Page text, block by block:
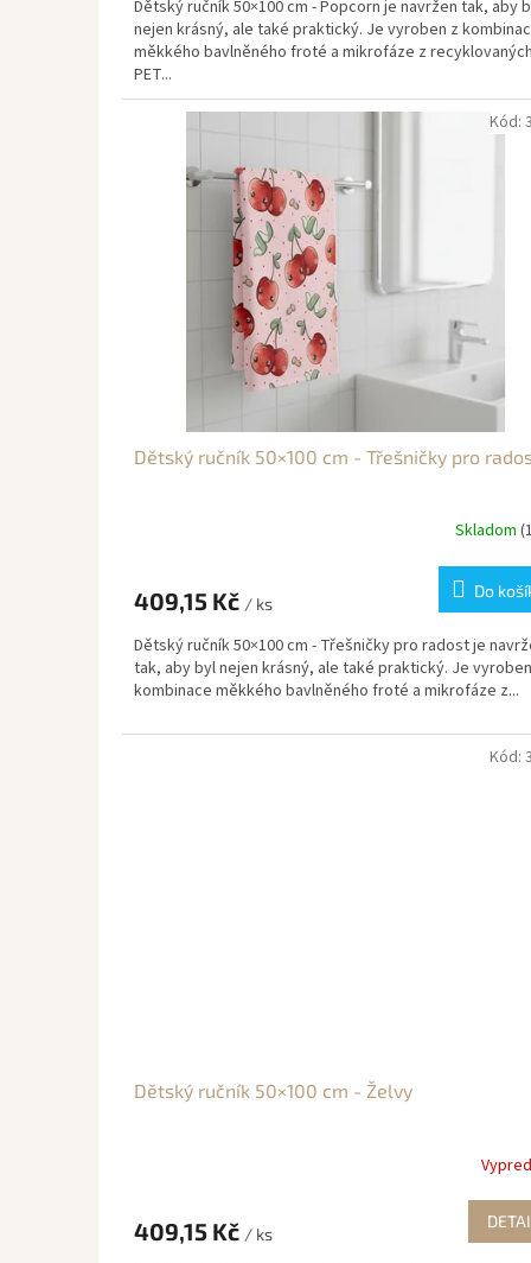
Dětský ručník 50×100 cm - Popcorn je navržen tak, aby
nejen krásný, ale také praktický. Je vyroben z
měkkého bavlněného froté a mikrofáze z recyklovaných
PET...
Dětský ručník 50×100 cm - Třešničky pro
Skladom
409,15 Kč / ks
Do
Dětský ručník 50×100 cm - Třešničky pro radost je
tak, aby byl nejen krásný, ale také praktický. Je
kombinace měkkého bavlněného froté a mikrofáze z...
Kód:
Dětský ručník 50×100 cm - Želvy
409,15 Kč / ks
Kód: